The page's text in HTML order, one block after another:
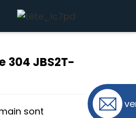
304 JBS2T-
sont